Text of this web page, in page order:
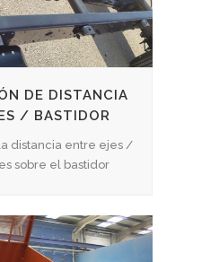
DE DISTANCIA
/ BASTIDOR
distancia entre ejes /
sobre el bastidor